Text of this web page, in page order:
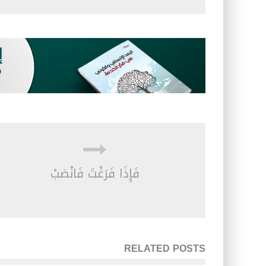
فَإِذَا فَرَغْتَ فَانْصَبْ
RELATED POSTS